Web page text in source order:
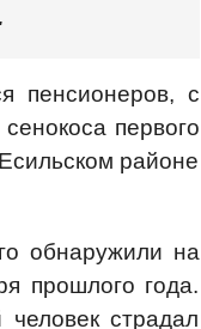
пенсионеров, с
первого
районе
обнаружили на
прошлого года.
страдал